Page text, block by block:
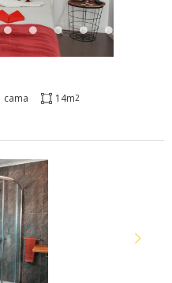
cama 14m2